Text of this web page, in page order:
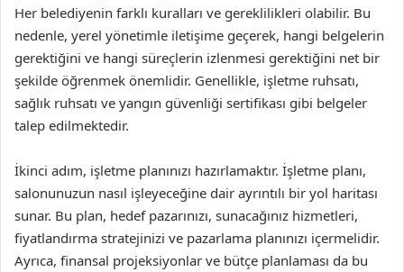
Her belediyenin farklı kuralları ve gereklilikleri olabilir. Bu
nedenle, yerel yönetimle iletişime geçerek, hangi belgelerin
gerektiğini ve hangi süreçlerin izlenmesi gerektiğini net bir
şekilde öğrenmek önemlidir. Genellikle, işletme ruhsatı,
sağlık ruhsatı ve yangın güvenliği sertifikası gibi belgeler
talep edilmektedir.
İkinci adım, işletme planınızı hazırlamaktır. İşletme planı,
salonunuzun nasıl işleyeceğine dair ayrıntılı bir yol haritası
sunar. Bu plan, hedef pazarınızı, sunacağınız hizmetleri,
fiyatlandırma stratejinizi ve pazarlama planınızı içermelidir.
Ayrıca, finansal projeksiyonlar ve bütçe planlaması da bu